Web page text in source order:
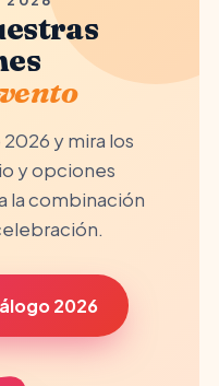
y mira los
y opciones
la combinación
2026